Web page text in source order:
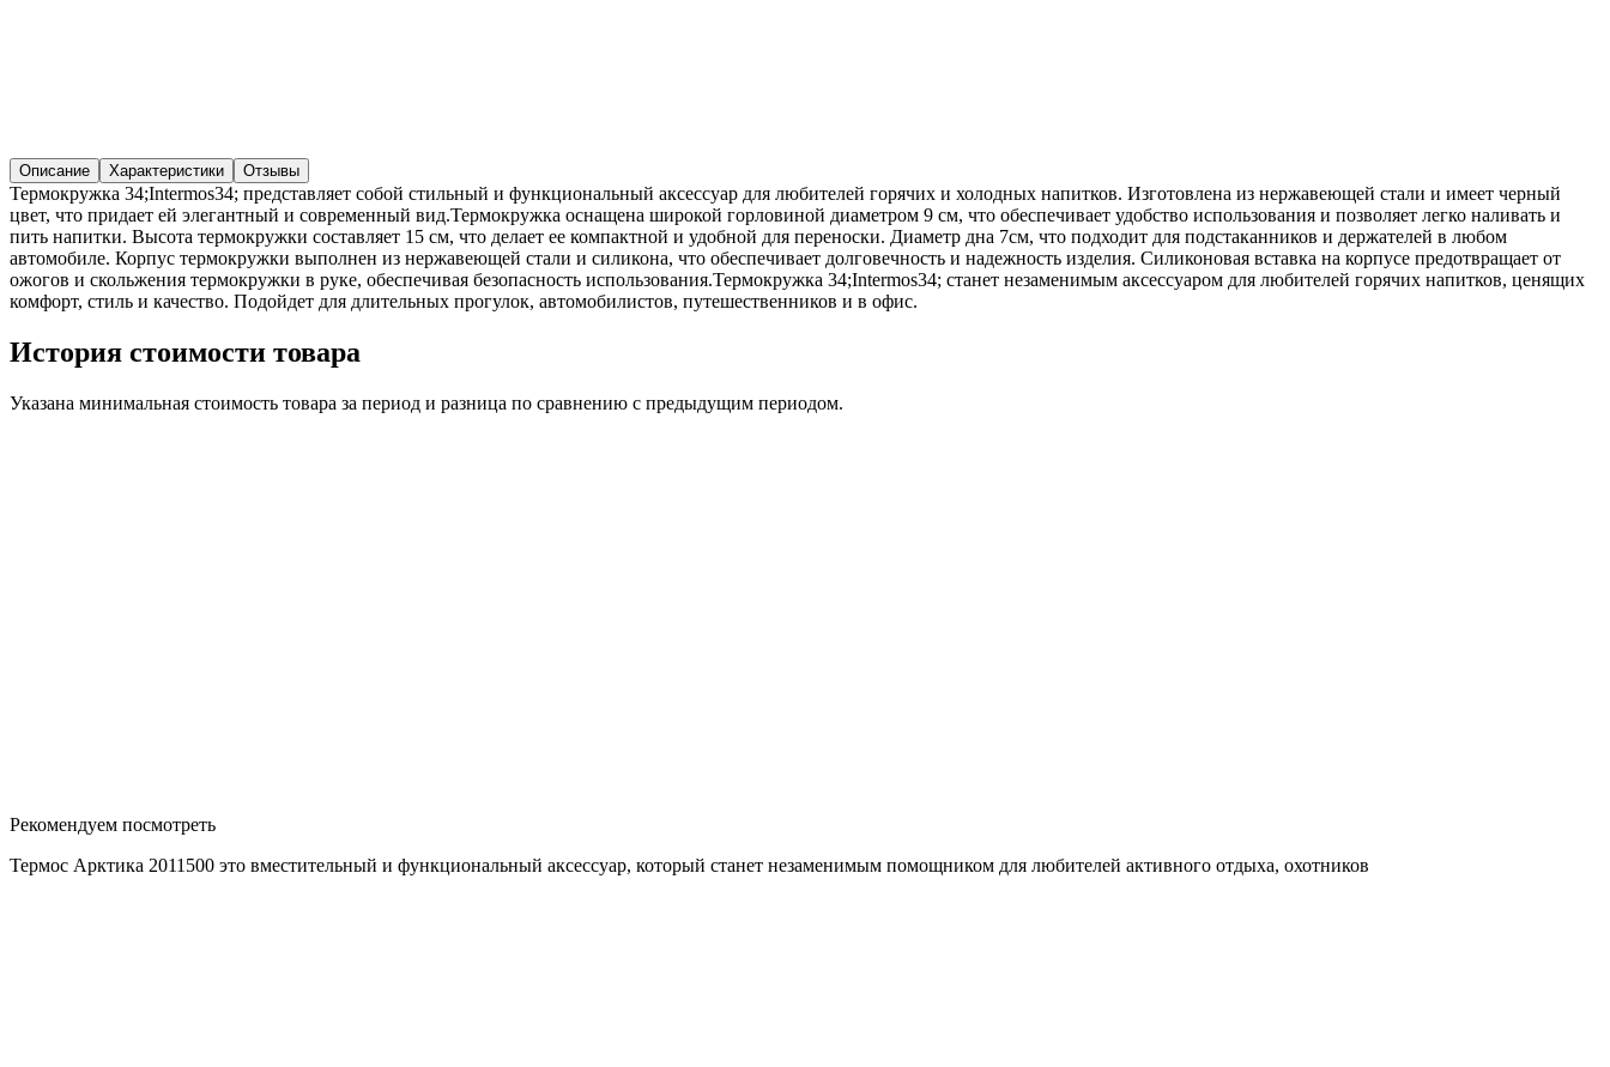
Описание Характеристики Отзывы
Термокружка 34;Intermos34; представляет собой стильный и функциональный аксессуар для любителей горячих и холодных напитков. Изготовлена из нержавеющей стали и имеет черный
цвет, что придает ей элегантный и современный вид.Термокружка оснащена широкой горловиной диаметром 9 см, что обеспечивает удобство использования и позволяет легко наливать и
пить напитки. Высота термокружки составляет 15 см, что делает ее компактной и удобной для переноски. Диаметр дна 7см, что подходит для подстаканников и держателей в любом
автомобиле. Корпус термокружки выполнен из нержавеющей стали и силикона, что обеспечивает долговечность и надежность изделия. Силиконовая вставка на корпусе предотвращает от
ожогов и скольжения термокружки в руке, обеспечивая безопасность использования.Термокружка 34;Intermos34; станет незаменимым аксессуаром для любителей горячих напитков, ценящих
комфорт, стиль и качество. Подойдет для длительных прогулок, автомобилистов, путешественников и в офис.
История стоимости товара
Указана минимальная стоимость товара за период и разница по сравнению с предыдущим периодом.
Рекомендуем посмотреть
Термос Арктика 2011500 это вместительный и функциональный аксессуар, который станет незаменимым помощником для любителей активного отдыха, охотников